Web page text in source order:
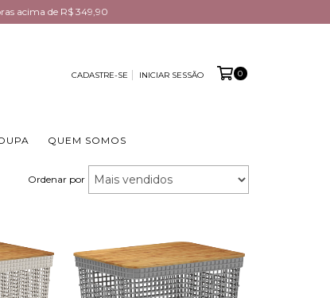
acima de R$ 349,90
CADASTRE-SE INICIAR SESSÃO 0
QUEM SOMOS
Ordenar por